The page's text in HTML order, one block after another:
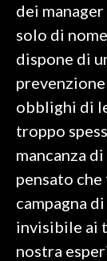
GOSSIP
SARDEGNA
SARDI NEL
NOTIZIE
EVENTI
dei
solo di
dispone di
obblighi di
troppo
mancanza
pensato
campagna
invisibile ai
nostra